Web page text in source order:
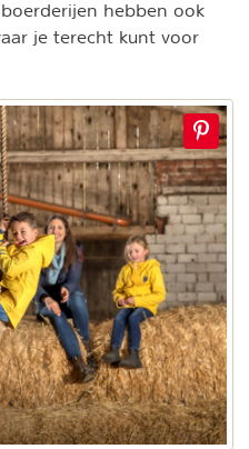
hebben ook
je terecht kunt voor